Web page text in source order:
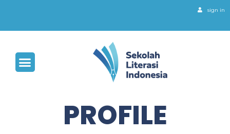
sign in
PROFILE